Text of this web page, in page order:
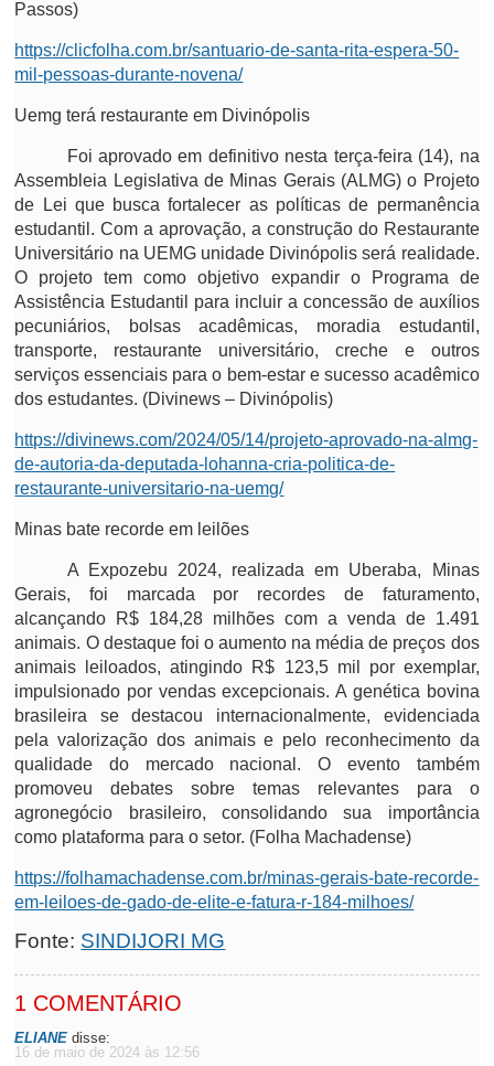
Passos)
https://clicfolha.com.br/santuario-de-santa-rita-espera-50-
mil-pessoas-durante-novena/
Uemg terá restaurante em Divinópolis
Foi aprovado em definitivo nesta terça-feira (14), na
Assembleia Legislativa de Minas Gerais (ALMG) o Projeto
de Lei que busca fortalecer as políticas de permanência
estudantil. Com a aprovação, a construção do Restaurante
Universitário na UEMG unidade Divinópolis será realidade.
O projeto tem como objetivo expandir o Programa de
Assistência Estudantil para incluir a concessão de auxílios
pecuniários, bolsas acadêmicas, moradia estudantil,
transporte, restaurante universitário, creche e outros
serviços essenciais para o bem-estar e sucesso acadêmico
dos estudantes. (Divinews – Divinópolis)
https://divinews.com/2024/05/14/projeto-aprovado-na-almg-
de-autoria-da-deputada-lohanna-cria-politica-de-
restaurante-universitario-na-uemg/
Minas bate recorde em leilões
A Expozebu 2024, realizada em Uberaba, Minas
Gerais, foi marcada por recordes de faturamento,
alcançando R$ 184,28 milhões com a venda de 1.491
animais. O destaque foi o aumento na média de preços dos
animais leiloados, atingindo R$ 123,5 mil por exemplar,
impulsionado por vendas excepcionais. A genética bovina
brasileira se destacou internacionalmente, evidenciada
pela valorização dos animais e pelo reconhecimento da
qualidade do mercado nacional. O evento também
promoveu debates sobre temas relevantes para o
agronegócio brasileiro, consolidando sua importância
como plataforma para o setor. (Folha Machadense)
https://folhamachadense.com.br/minas-gerais-bate-recorde-
em-leiloes-de-gado-de-elite-e-fatura-r-184-milhoes/
Fonte: SINDIJORI MG
1 COMENTÁRIO
ELIANE disse:
16 de maio de 2024 às 12:56